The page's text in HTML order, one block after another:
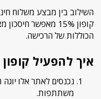
קופון 15% מאפשר
הכוללות של הרכישה.
איך להפעיל קופון
נכנסים לאתר אלו יוגה
משתתפות.